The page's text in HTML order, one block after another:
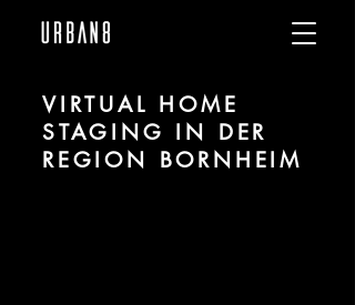
VIRTUAL HOME
STAGING IN DER
REGION BORNHEIM